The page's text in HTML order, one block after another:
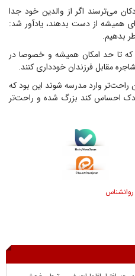
می‌ترسند اگر از والدین خود جدا
برای همیشه از دست بدهند، یادآور شد:
بدهیم.
که تا حد امکان همیشه و خصوصا در
مقابل فرزندان خودداری کنند.
راحت‌تر وارد مدرسه شوند این بود که
احساس کند بزرگ شده و راحت‌تر
روانشناس